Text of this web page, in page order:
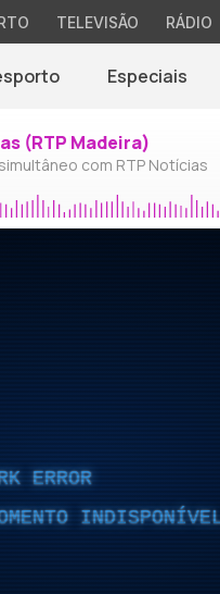
TELEVISÃO RÁDIO
Especiais
(RTP Madeira)
com RTP Notícias
ERROR